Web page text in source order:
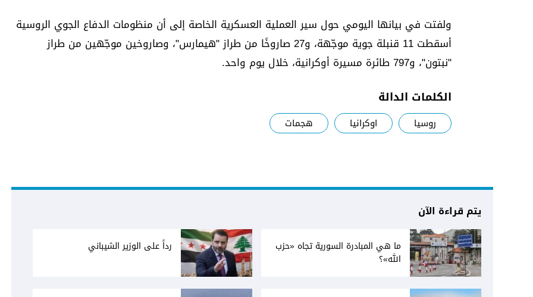
ولفتت في بيانها اليومي حول سير العملية العسكرية الخاصة إلى أن منظومات الدفاع الجوي الروسية
أسقطت 11 قنبلة جوية موجّهة، و27 صاروخًا من طراز "هيمارس"، وصاروخين موجّهين من طراز
"نبتون"، و797 طائرة مسيرة أوكرانية، خلال يوم واحد.
الكلمات الدالة
روسيا اوكرانيا هجمات
يتم قراءة الآن
ما هي المبادرة السورية تجاه «حزب
الله»؟
رداً على الوزير الشيباني